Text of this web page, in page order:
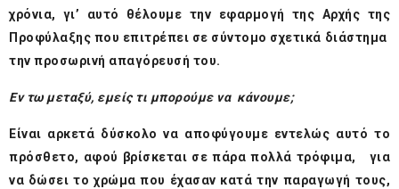
χρόνια, γι’ αυτό θέλουμε την εφαρμογή της Αρχής της
Προφύλαξης που επιτρέπει σε σύντομο σχετικά διάστημα
την προσωρινή απαγόρευσή του.
Εν τω μεταξύ, εμείς τι μπορούμε να κάνουμε;
Είναι αρκετά δύσκολο να αποφύγουμε εντελώς αυτό το
πρόσθετο, αφού βρίσκεται σε πάρα πολλά τρόφιμα, για
να δώσει το χρώμα που έχασαν κατά την παραγωγή τους,